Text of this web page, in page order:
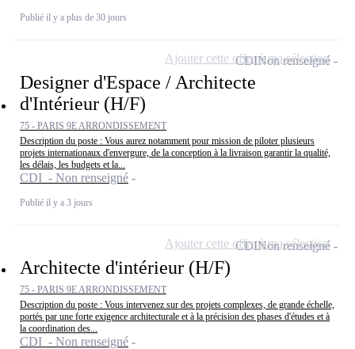
Publié il y a plus de 30 jours
Designer d'Espace / Architecte
d'Intérieur (H/F)
75 - PARIS 9E ARRONDISSEMENT
Description du poste : Vous aurez notamment pour mission de piloter plusieurs
projets internationaux d'envergure, de la conception à la livraison garantir la qualité,
les délais, les budgets et la...
CDI - Non renseigné
Publié il y a 3 jours
CDINon renseigné
Ajouter cette offre à ma sélection
Architecte d'intérieur (H/F)
75 - PARIS 9E ARRONDISSEMENT
Description du poste : Vous intervenez sur des projets complexes, de grande échelle,
portés par une forte exigence architecturale et à la précision des phases d'études et à
la coordination des...
CDI - Non renseigné
CDINon renseigné
Ajouter cette offre à ma sélection